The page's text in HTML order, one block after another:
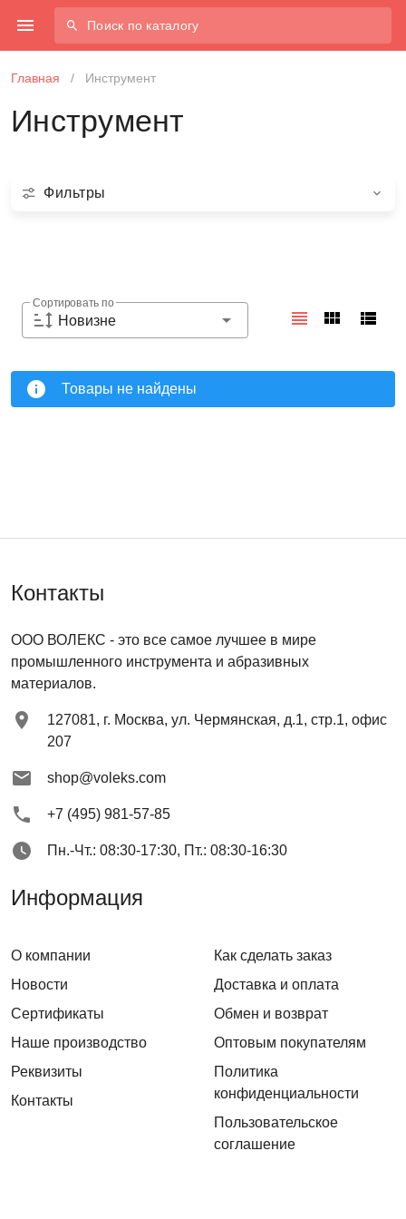
Поиск по каталогу
Главная / Инструмент
Инструмент
Фильтры
Сортировать по
Новизне
Товары не найдены
Контакты
ООО ВОЛЕКС - это все самое лучшее в мире
промышленного инструмента и абразивных
материалов.
127081, г. Москва, ул. Чермянская, д.1, стр.1, офис
207
shop@voleks.com
+7 (495) 981-57-85
Пн.-Чт.: 08:30-17:30, Пт.: 08:30-16:30
Информация
О компании
Новости
Сертификаты
Наше производство
Реквизиты
Контакты
Как сделать заказ
Доставка и оплата
Обмен и возврат
Оптовым покупателям
Политика
конфиденциальности
Пользовательское
соглашение